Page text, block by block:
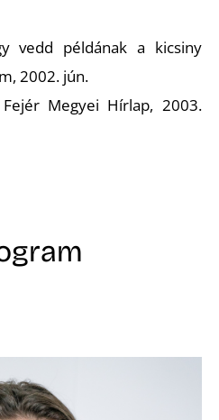
vedd példának a kicsiny
2002. jún.
Megyei Hírlap, 2003.